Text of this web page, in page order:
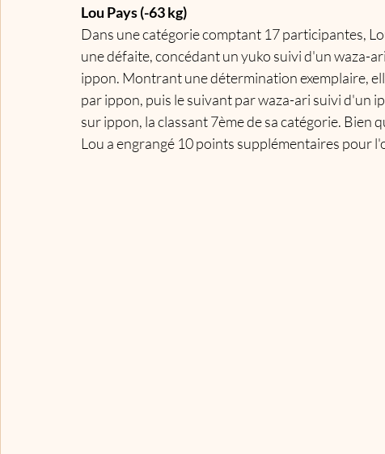
Lou Pays (-63 kg)
Dans une catégorie comptant 17 participantes,
une défaite, concédant un yuko suivi d'un waza-
ippon. Montrant une détermination exemplaire,
par ippon, puis le suivant par waza-ari suivi d'un
sur ippon, la classant 7ème de sa catégorie.
Lou a engrangé 10 points supplémentaires pour